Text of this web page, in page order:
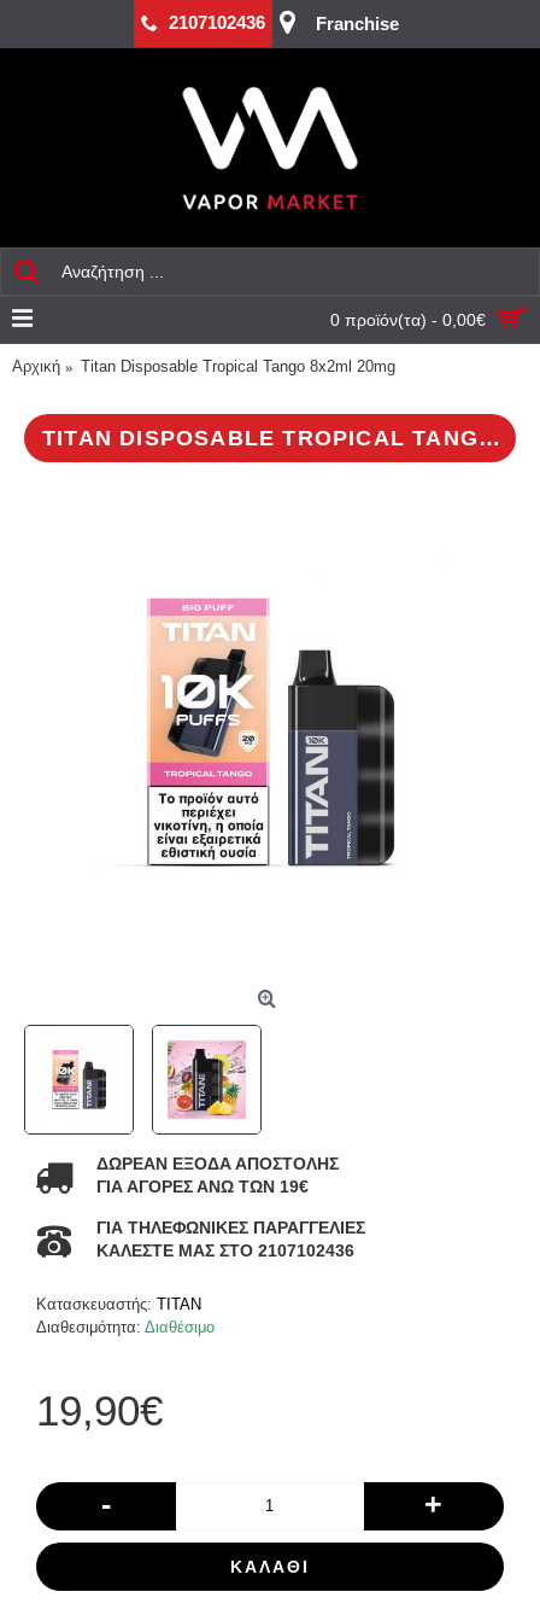
2107102436 Franchise
0 προϊόν(τα) - 0,00€
Αρχική Titan Disposable Tropical Tango 8x2ml 20mg
TITAN DISPOSABLE TROPICAL TANGO 8X2ML 20MG
ΔΩΡΕΑΝ ΕΞΟΔΑ ΑΠΟΣΤΟΛΗΣ
ΓΙΑ ΑΓΟΡΕΣ ΑΝΩ ΤΩΝ 19€
ΓΙΑ ΤΗΛΕΦΩΝΙΚΕΣ ΠΑΡΑΓΓΕΛΙΕΣ
ΚΑΛΕΣΤΕ ΜΑΣ ΣΤΟ 2107102436
Κατασκευαστής: TITAN
Διαθεσιμότητα: Διαθέσιμο
19,90€
- +
ΚΑΛΆΘΙ